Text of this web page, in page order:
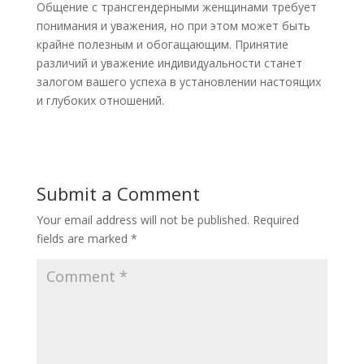
Общение с трансгендерными женщинами требует
понимания и уважения, но при этом может быть
крайне полезным и обогащающим. Принятие
различий и уважение индивидуальности станет
залогом вашего успеха в установлении настоящих
и глубоких отношений.
Submit a Comment
Your email address will not be published. Required
fields are marked *